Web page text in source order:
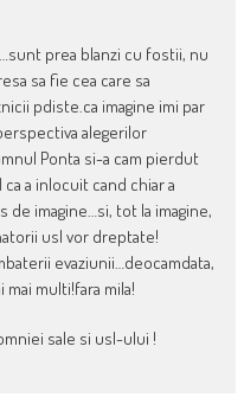
prea blanzi cu fostii, nu
sa fie cea care sa
pdiste.ca imagine imi par
alegerilor
Ponta si-a cam pierdut
a inlocuit cand chiar a
imagine…si, tot la imagine,
usl vor dreptate!
evaziunii…deocamdata,
multi!fara mila!
sale si usl-ului !